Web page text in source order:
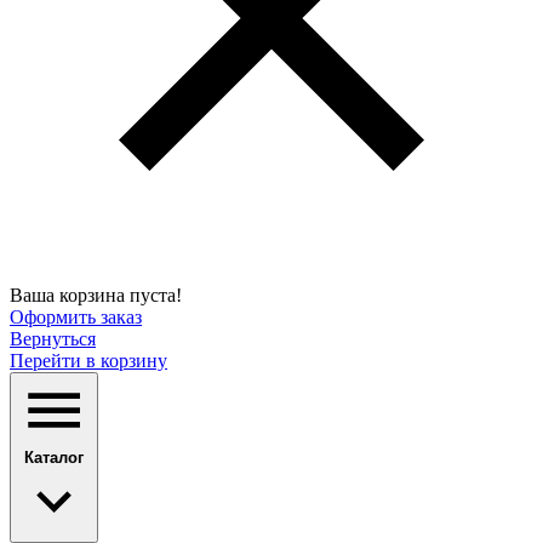
Ваша корзина пуста!
Оформить заказ
Вернуться
Перейти в корзину
Каталог